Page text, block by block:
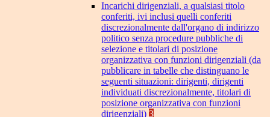
Incarichi dirigenziali, a qualsiasi titolo
conferiti, ivi inclusi quelli conferiti
discrezionalmente dall'organo di indirizzo
politico senza procedure pubbliche di
selezione e titolari di posizione
organizzativa con funzioni dirigenziali (da
pubblicare in tabelle che distinguano le
seguenti situazioni: dirigenti, dirigenti
individuati discrezionalmente, titolari di
posizione organizzativa con funzioni
dirigenziali) 3